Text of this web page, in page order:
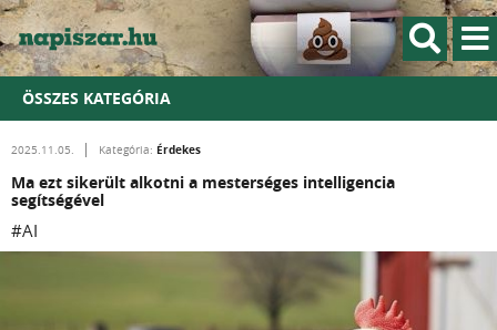
ÖSSZES KATEGÓRIA
2025.11.05. Kategória: Érdekes
Ma ezt sikerült alkotni a mesterséges intelligencia
segítségével
#AI